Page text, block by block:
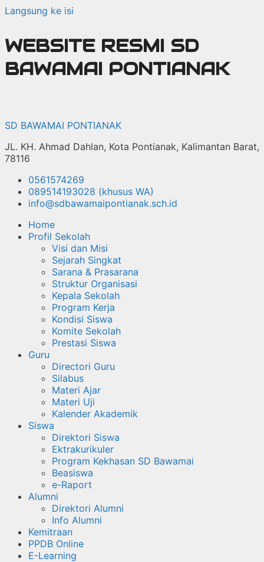
Langsung ke isi
WEBSITE RESMI SD
BAWAMAI PONTIANAK
SD BAWAMAI PONTIANAK
JL. KH. Ahmad Dahlan, Kota Pontianak, Kalimantan Barat,
78116
0561574269
089514193028 (khusus WA)
info@sdbawamaipontianak.sch.id
Home
Profil Sekolah
Visi dan Misi
Sejarah Singkat
Sarana & Prasarana
Struktur Organisasi
Kepala Sekolah
Program Kerja
Kondisi Siswa
Komite Sekolah
Prestasi Siswa
Guru
Directori Guru
Silabus
Materi Ajar
Materi Uji
Kalender Akademik
Siswa
Direktori Siswa
Ektrakurikuler
Program Kekhasan SD Bawamai
Beasiswa
e-Raport
Alumni
Direktori Alumni
Info Alumni
Kemitraan
PPDB Online
E-Learning